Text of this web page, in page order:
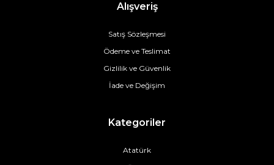
Alışveriş
Satış Sözleşmesi
Ödeme ve Teslimat
Gizlilik ve Güvenlik
İade ve Değişim
Kategoriler
Atatürk